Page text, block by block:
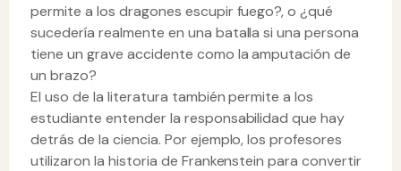
permite a los dragones escupir fuego?, o ¿qué
sucedería realmente en una batalla si una persona
tiene un grave accidente como la amputación de
un brazo?
El uso de la literatura también permite a los
estudiante entender la responsabilidad que hay
detrás de la ciencia. Por ejemplo, los profesores
utilizaron la historia de Frankenstein para convertir